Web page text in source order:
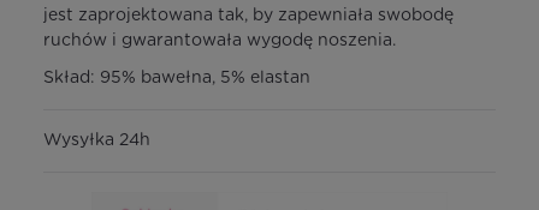
jest zaprojektowana tak, by zapewniała swobodę
ruchów i gwarantowała wygodę noszenia.
Skład: 95% bawełna, 5% elastan
Wysyłka 24h